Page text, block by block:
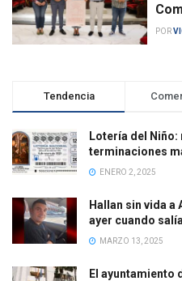
POR
Tendencia
Lotería del Niño:
terminaciones
ENERO 2, 2025
Hallan sin vida a
ayer cuando
MARZO 13, 2025
El ayuntamiento